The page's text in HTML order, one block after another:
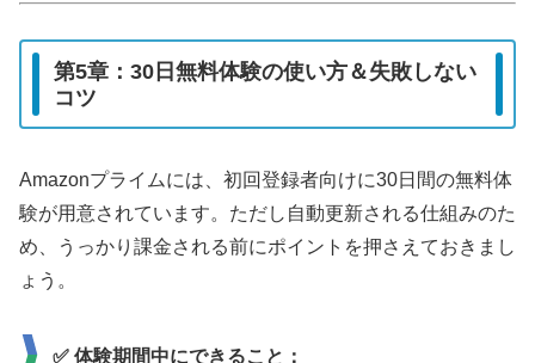
第5章：30日無料体験の使い方＆失敗しない
コツ
Amazonプライムには、初回登録者向けに30日間の無料体
験が用意されています。ただし自動更新される仕組みのた
め、うっかり課金される前にポイントを押さえておきまし
ょう。
✅ 体験期間中にできること：